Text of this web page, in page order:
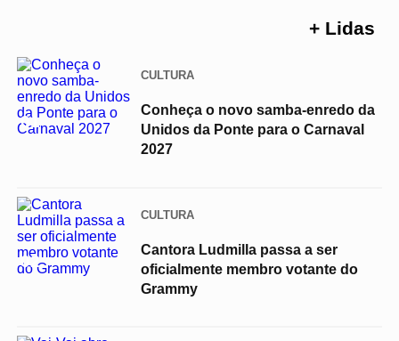
+ Lidas
01
CULTURA
Conheça o novo samba-enredo da
Unidos da Ponte para o Carnaval
2027
02
CULTURA
Cantora Ludmilla passa a ser
oficialmente membro votante do
Grammy